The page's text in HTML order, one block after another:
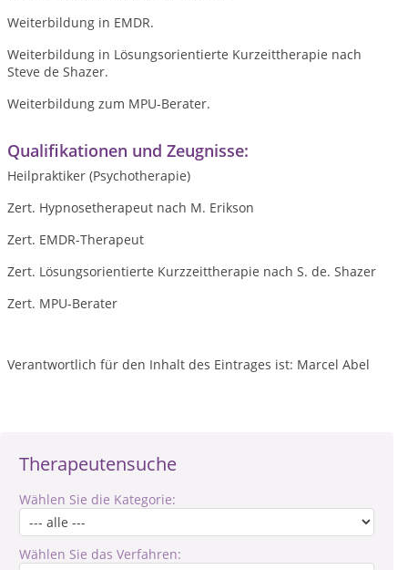
Therapeutensuche
Wählen Sie die Kategorie:
Wählen Sie das Verfahren:
Weiterbildung in EMDR.
Weiterbildung in Lösungsorientierte Kurzeittherapie nach
Steve de Shazer.
Weiterbildung zum MPU-Berater.
Qualifikationen und Zeugnisse:
Heilpraktiker (Psychotherapie)
Zert. Hypnosetherapeut nach M. Erikson
Zert. EMDR-Therapeut
Zert. Lösungsorientierte Kurzzeittherapie nach S. de. Shazer
Zert. MPU-Berater
Verantwortlich für den Inhalt des Eintrages ist: Marcel Abel